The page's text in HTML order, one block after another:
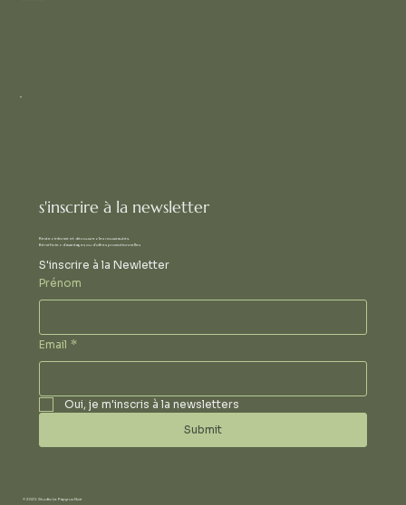
s'inscrire à la newsletter
Restez informé et découvrez les nouveautés.
Bénéficiez d'avantages ou d'offres promotionnelles
S'inscrire à la Newletter
Prénom
Email *
Oui, je m'inscris à la newsletters
Submit
© 2025 Studio Le Papyrus Noir